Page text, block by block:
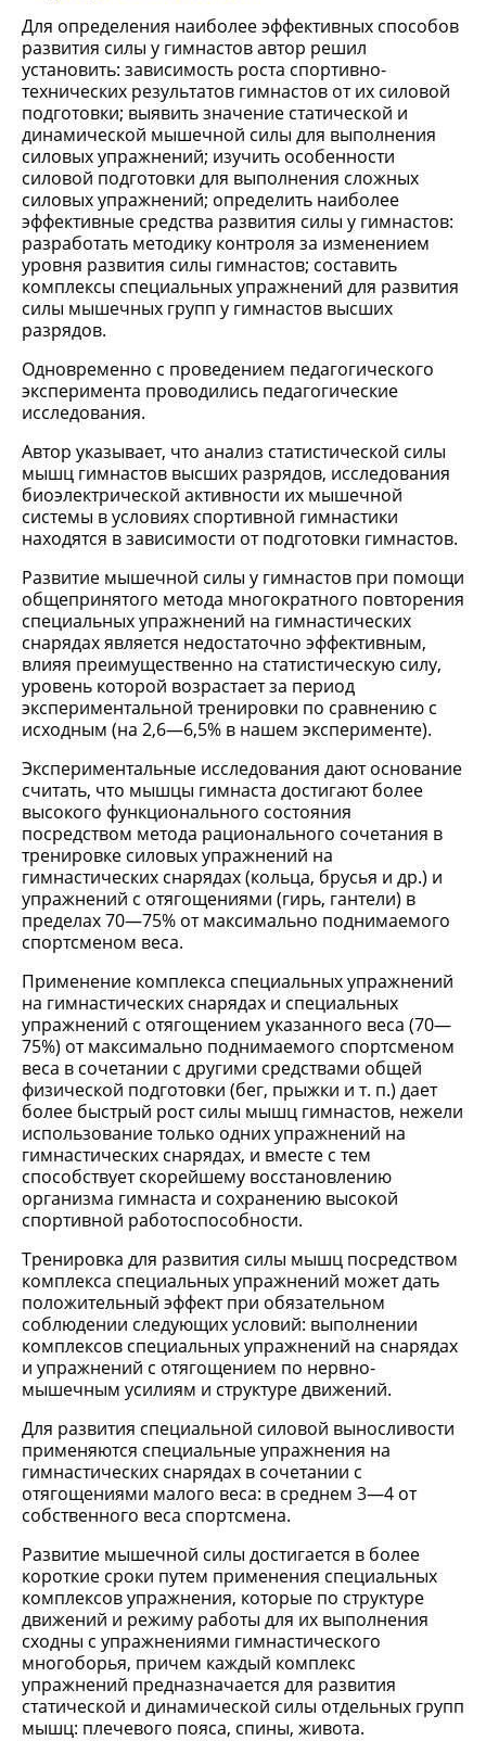
Для определения наиболее эффективных способов
развития силы у гимнастов автор решил
установить: зависимость роста спортивно-
технических результатов гимнастов от их силовой
подготовки; выявить значение статической и
динамической мышечной силы для выполнения
силовых упражнений; изучить особенности
силовой подготовки для выполнения сложных
силовых упражнений; определить наиболее
эффективные средства развития силы у гимнастов:
разработать методику контроля за изменением
уровня развития силы гимнастов; составить
комплексы специальных упражнений для развития
силы мышечных групп у гимнастов высших
разрядов.
Одновременно с проведением педагогического
эксперимента проводились педагогические
исследования.
Автор указывает, что анализ статистической силы
мышц гимнастов высших разрядов, исследования
биоэлектрической активности их мышечной
системы в условиях спортивной гимнастики
находятся в зависимости от подготовки гимнастов.
Развитие мышечной силы у гимнастов при помощи
общепринятого метода многократного повторения
специальных упражнений на гимнастических
снарядах является недостаточно эффективным,
влияя преимущественно на статистическую силу,
уровень которой возрастает за период
экспериментальной тренировки по сравнению с
исходным (на 2,6—6,5% в нашем эксперименте).
Экспериментальные исследования дают основание
считать, что мышцы гимнаста достигают более
высокого функционального состояния
посредством метода рационального сочетания в
тренировке силовых упражнений на
гимнастических снарядах (кольца, брусья и др.) и
упражнений с отягощениями (гирь, гантели) в
пределах 70—75% от максимально поднимаемого
спортсменом веса.
Применение комплекса специальных упражнений
на гимнастических снарядах и специальных
упражнений с отягощением указанного веса (70—
75%) от максимально поднимаемого спортсменом
веса в сочетании с другими средствами общей
физической подготовки (бег, прыжки и т. п.) дает
более быстрый рост силы мышц гимнастов, нежели
использование только одних упражнений на
гимнастических снарядах, и вместе с тем
способствует скорейшему восстановлению
организма гимнаста и сохранению высокой
спортивной работоспособности.
Тренировка для развития силы мышц посредством
комплекса специальных упражнений может дать
положительный эффект при обязательном
соблюдении следующих условий: выполнении
комплексов специальных упражнений на снарядах
и упражнений с отягощением по нервно-
мышечным усилиям и структуре движений.
Для развития специальной силовой выносливости
применяются специальные упражнения на
гимнастических снарядах в сочетании с
отягощениями малого веса: в среднем 3—4 от
собственного веса спортсмена.
Развитие мышечной силы достигается в более
короткие сроки путем применения специальных
комплексов упражнения, которые по структуре
движений и режиму работы для их выполнения
сходны с упражнениями гимнастического
многоборья, причем каждый комплекс
упражнений предназначается для развития
статической и динамической силы отдельных групп
мышц: плечевого пояса, спины, живота.